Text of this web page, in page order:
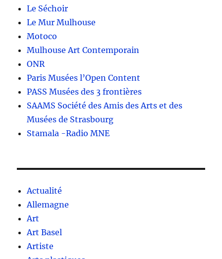
Le Séchoir
Le Mur Mulhouse
Motoco
Mulhouse Art Contemporain
ONR
Paris Musées l’Open Content
PASS Musées des 3 frontières
SAAMS Société des Amis des Arts et des
Musées de Strasbourg
Stamala -Radio MNE
Actualité
Allemagne
Art
Art Basel
Artiste